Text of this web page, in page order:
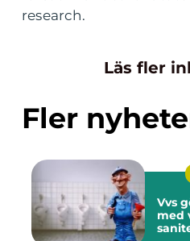
research.
Läs fler
Fler
Vvs
med